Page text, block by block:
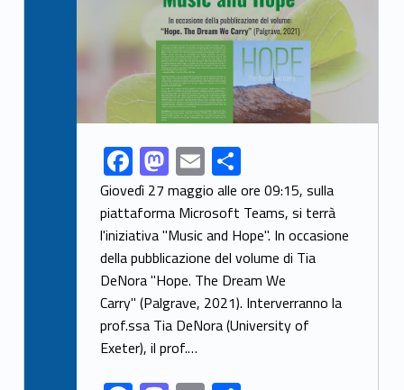
Link identifier share facebook archive #share-link-archive-85004F
ac
e
b
o
o
k
M
as
to
d
o
n
E
m
ai
l
S
h
ar
e
Giovedì 27 maggio alle ore 09:15, sulla
piattaforma Microsoft Teams, si terrà
l'iniziativa "Music and Hope". In occasione
della pubblicazione del volume di Tia
DeNora "Hope. The Dream We
Carry" (Palgrave, 2021). Interverranno la
prof.ssa Tia DeNora (University of
Exeter), il prof.…